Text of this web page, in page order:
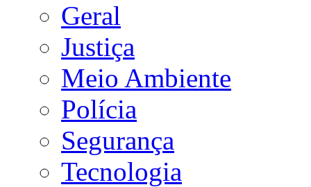
Geral
Justiça
Meio Ambiente
Polícia
Segurança
Tecnologia